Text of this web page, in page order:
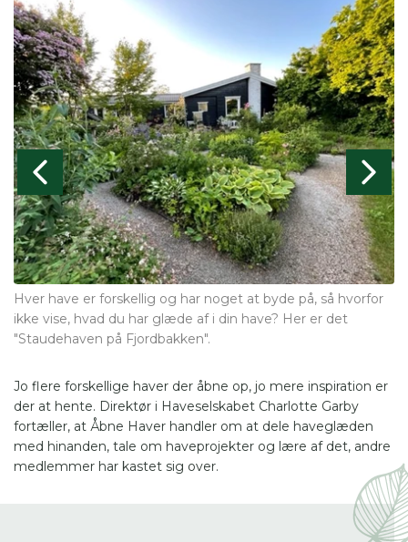
Hver have er forskellig og har noget at byde på, så hvorfor
ikke vise, hvad du har glæde af i din have? Her er det
"Staudehaven på Fjordbakken".
Jo flere forskellige haver der åbne op, jo mere inspiration er
der at hente. Direktør i Haveselskabet Charlotte Garby
fortæller, at Åbne Haver handler om at dele haveglæden
med hinanden, tale om haveprojekter og lære af det, andre
medlemmer har kastet sig over.